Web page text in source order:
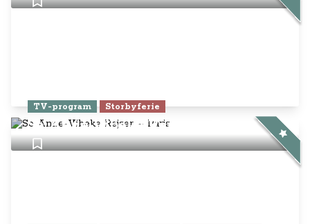
TV-program Storbyferie
Se Anne-Vibeke Rejser – Paris